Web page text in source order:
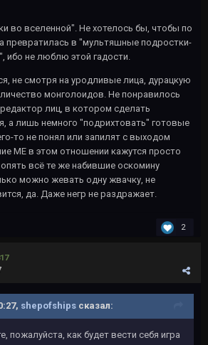
во вселенной". Не хотелось бы, чтобы по
превратилась в "мультяшные подростки-
ибо не люблю этой гадости.
не смотря на уродливые лица, дурацкую
монголоидов. Не понравилось
лиц, в котором сделать
а лишь немного "подрихтовать" готовые
то не понял или запилят с выходом
МЕ в этом отношении кажутся просто
всё те же набившие оскомину
можно жевать одну жвачку, не
да. Даже негр не раздражает.
2
shepofships сказал:
пожалуйста, как будет вести себя игра